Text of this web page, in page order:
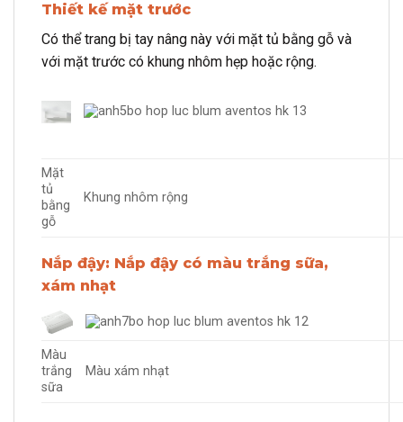
Thiết kế mặt trước
Có thể trang bị tay nâng này với mặt tủ bằng gỗ và
với mặt trước có khung nhôm hẹp hoặc rộng.
Mặt
tủ
bằng
gỗ
Khung nhôm rộng
Nắp đậy: Nắp đậy có màu trắng sữa,
xám nhạt
Màu
trắng
sữa
Màu xám nhạt